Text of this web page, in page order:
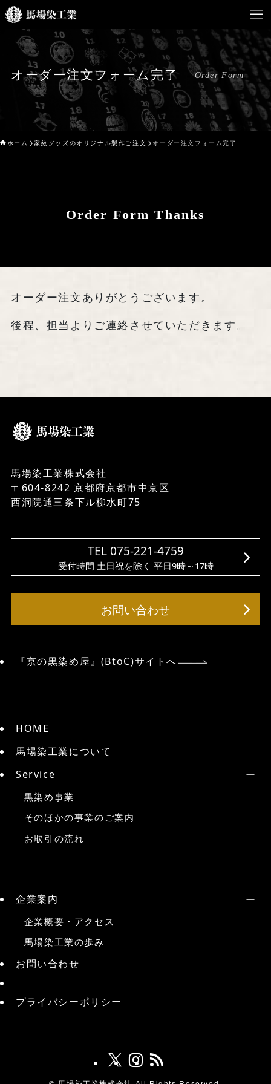
HOME
馬場染工業について
Service
お問い合わせ
〒604-8242 京都府京都市中京区
お問い合わせ
『京の黒染め屋』（BtoC）サイトへ
オーダー注文フォーム完了 – Order Form –
ホーム 家紋グッズのオリジナル製作ご注文 オーダー注文フォーム完了
Order Form Thanks
オーダー注文ありがとうございます。
後程、担当よりご連絡させていただきます。
馬場染工業株式会社
〒604-8242 京都府京都市中京区
西洞院通三条下ル柳水町75
TEL 075-221-4759
受付時間 土日祝を除く 平日9時～17時
お問い合わせ
『京の黒染め屋』(BtoC)サイトへ
HOME
馬場染工業について
Service
黒染め事業
そのほかの事業のご案内
お取引の流れ
企業案内
企業概要・アクセス
馬場染工業の歩み
お問い合わせ
プライバシーポリシー